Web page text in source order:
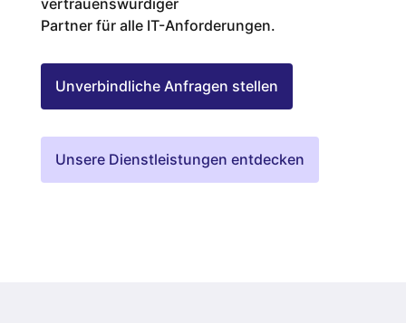
vertrauenswürdiger
Partner für alle IT-Anforderungen.
Unverbindliche Anfragen stellen
Unsere Dienstleistungen entdecken